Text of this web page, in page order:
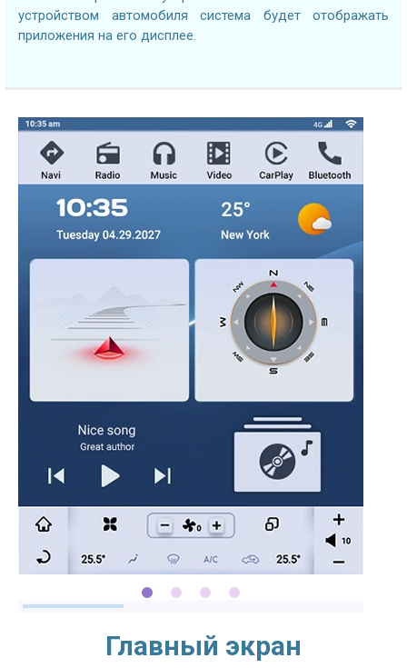
устройством автомобиля система будет отображать
приложения на его дисплее.
Главный экран